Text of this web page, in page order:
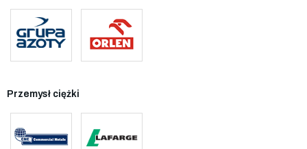
Przemysł ciężki